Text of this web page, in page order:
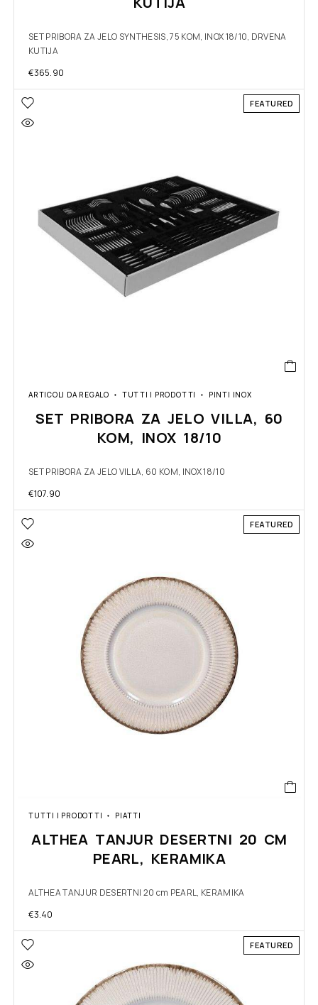
SET PRIBORA ZA JELO SYNTHESIS, 75 KOM, INOX 18/10, DRVENA
KUTIJA
€365.90
FEATURED
ARTICOLI DA REGALO TUTTI I PRODOTTI PINTI INOX
SET PRIBORA ZA JELO VILLA, 60
KOM, INOX 18/10
SET PRIBORA ZA JELO VILLA, 60 KOM, INOX 18/10
€107.90
FEATURED
TUTTI I PRODOTTI PIATTI
ALTHEA TANJUR DESERTNI 20 CM
PEARL, KERAMIKA
ALTHEA TANJUR DESERTNI 20 cm PEARL, KERAMIKA
€3.40
FEATURED